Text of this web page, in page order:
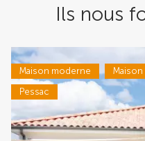
Ils nous
Maison moderne
Pessac